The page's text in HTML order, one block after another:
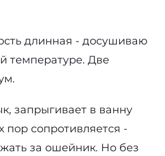
длинная - досушиваю
температуре. Две
запрыгивает в ванну
пор сопротивляется -
за ошейник. Но без